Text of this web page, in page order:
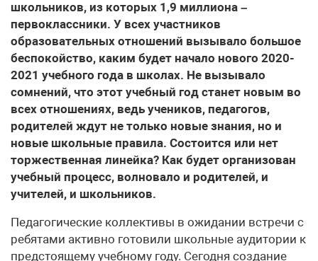
школьников, из которых 1,9 миллиона –
первоклассники. У всех участников
образовательных отношений вызывало большое
беспокойство, каким будет начало нового 2020-
2021 учебного года в школах. Не вызывало
сомнений, что этот учебный год станет новым во
всех отношениях, ведь учеников, педагогов,
родителей ждут не только новые знания, но и
новые школьные правила. Состоится или нет
торжественная линейка? Как будет организован
учебный процесс, волновало и родителей, и
учителей, и школьников.
Педагогические коллективы в ожидании встречи с
ребятами активно готовили школьные аудитории к
предстоящему учебному году. Сегодня создание